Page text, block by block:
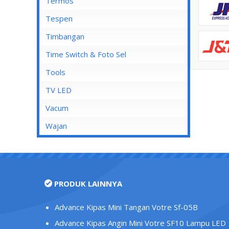
Stop Kontak AC
Stop Kontak CP
Stop Kontak Dinding
Stop Kontak Isi 2
Stop Kontak LAN/Data
Stop Kontak Lantai
Stop Kontak Telepon
Stop Kontak TV/Antena
Tutup Stop Kontak
Tespen
Timbangan
Time Switch & Foto Sel
Tools
TV LED
Vacum
Wajan
PRODUK LAINNYA
Advance Kipas Mini Tangan Votre Sf-05B
Advance Kipas Angin Mini Votre SF10 Lampu LED